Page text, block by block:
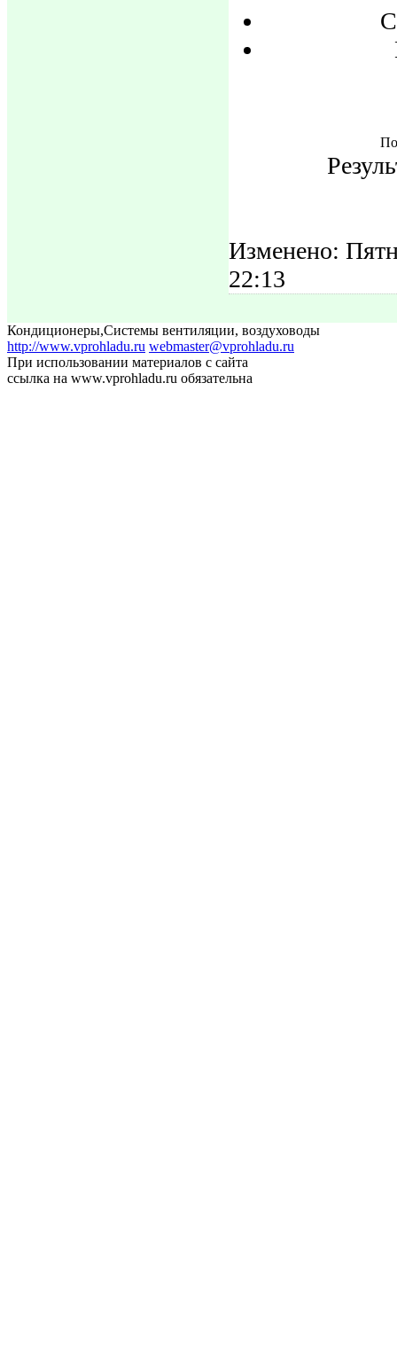
Изменено:
22:13
Кондиционеры,Системы вентиляции, воздуховоды
http://www.vprohladu.ru webmaster@vprohladu.ru
При использовании материалов с сайта
ссылка на www.vprohladu.ru обязательна